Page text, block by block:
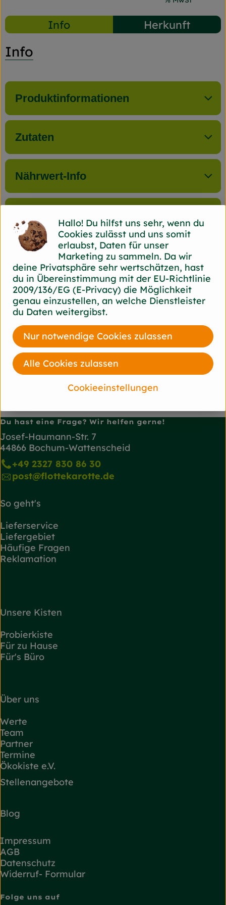
Info Herkunft
Info
Produktinformationen
Zutaten
Nährwert-Info
Herkunft
Hersteller: Byodo
Italien
Byodo
Du hast eine Frage? Wir helfen gerne!
Josef-Haumann-Str. 7
44866 Bochum-Wattenscheid
+49 2327 830 86 30
post@flottekarotte.de
So geht's
Lieferservice
Liefergebiet
Häufige Fragen
Reklamation
Unsere Kisten
Probierkiste
Für zu Hause
Für's Büro
Über uns
Werte
Team
Partner
Termine
Ökokiste e.V.
Stellenangebote
Blog
Impressum
AGB
Datenschutz
Widerruf- Formular
Folge uns auf
Hallo! Du hilfst uns sehr, wenn du
Cookies zulässt und uns somit
erlaubst, Daten für unser
Marketing zu sammeln. Da wir
deine Privatsphäre sehr wertschätzen, hast
du in Übereinstimmung mit der EU-Richtlinie
2009/136/EG (E-Privacy) die Möglichkeit
genau einzustellen, an welche Dienstleister
du Daten weitergibst.
Cookieeinstellungen
Nur notwendige Cookies zulassen
Alle Cookies zulassen